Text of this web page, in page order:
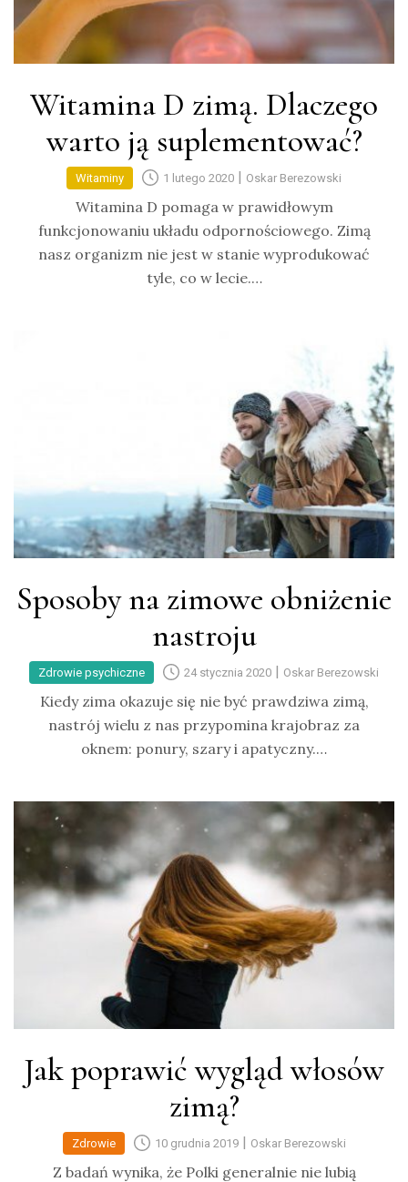
Witamina D zimą. Dlaczego
warto ją suplementować?
Witaminy 1 lutego 2020 | Oskar Berezowski
Witamina D pomaga w prawidłowym
funkcjonowaniu układu odpornościowego. Zimą
nasz organizm nie jest w stanie wyprodukować
tyle, co w lecie.…
Sposoby na zimowe obniżenie
nastroju
Zdrowie psychiczne 24 stycznia 2020 | Oskar Berezowski
Kiedy zima okazuje się nie być prawdziwa zimą,
nastrój wielu z nas przypomina krajobraz za
oknem: ponury, szary i apatyczny.…
Jak poprawić wygląd włosów
zimą?
Zdrowie 10 grudnia 2019| Oskar Berezowski
Z badań wynika, że Polki generalnie nie lubią